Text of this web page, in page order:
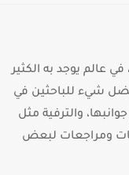
يوجد به الكثير
شيء للباحثين في
والترفية مثل
ومراجعات لبعض